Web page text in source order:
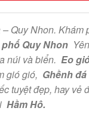
Quy Nhon. Khám
Quy Nhon
núi và biển. Eo
gió gió, Ghềnh
tuyệt đẹp, hay vẻ
Hầm Hô.